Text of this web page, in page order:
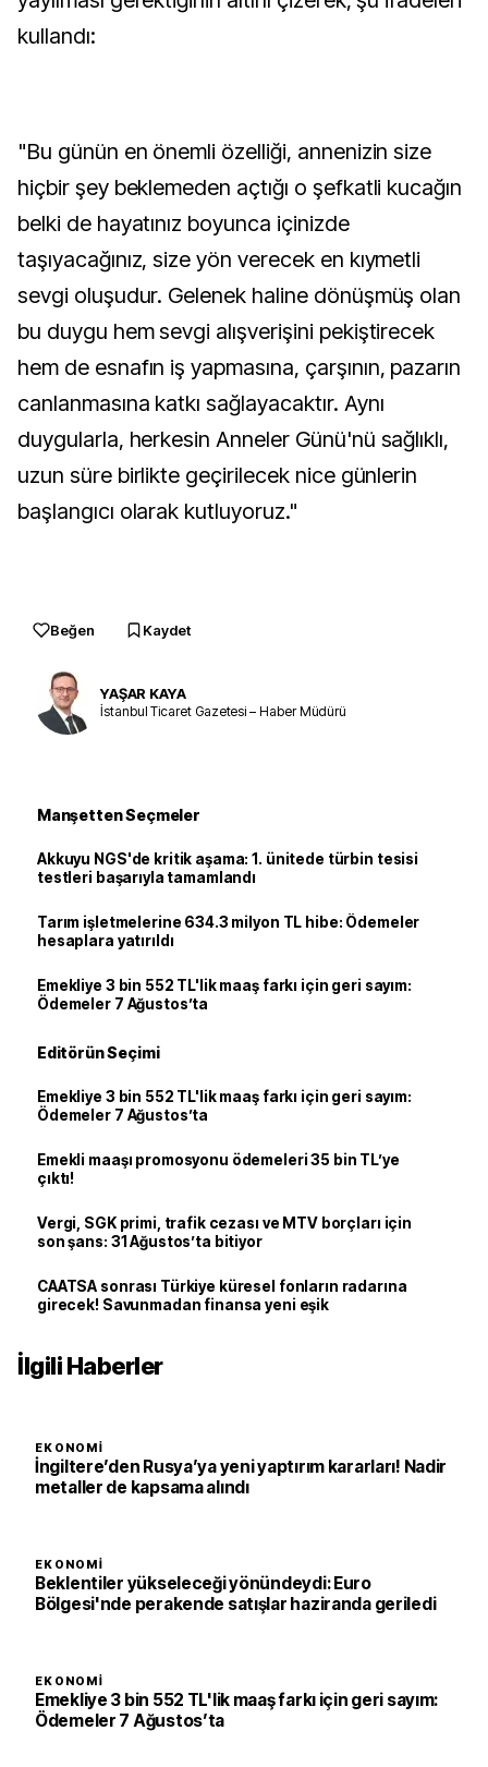
kullandı:
"Bu günün en önemli özelliği, annenizin size
hiçbir şey beklemeden açtığı o şefkatli kucağın
belki de hayatınız boyunca içinizde
taşıyacağınız, size yön verecek en kıymetli
sevgi oluşudur. Gelenek haline dönüşmüş olan
bu duygu hem sevgi alışverişini pekiştirecek
hem de esnafın iş yapmasına, çarşının, pazarın
canlanmasına katkı sağlayacaktır. Aynı
duygularla, herkesin Anneler Günü'nü sağlıklı,
uzun süre birlikte geçirilecek nice günlerin
başlangıcı olarak kutluyoruz."
Beğen Kaydet
YAŞAR KAYA
İstanbul Ticaret Gazetesi – Haber Müdürü
Manşetten Seçmeler
Akkuyu NGS'de kritik aşama: 1. ünitede türbin tesisi
testleri başarıyla tamamlandı
Tarım işletmelerine 634.3 milyon TL hibe: Ödemeler
hesaplara yatırıldı
Emekliye 3 bin 552 TL'lik maaş farkı için geri sayım:
Ödemeler 7 Ağustos’ta
Editörün Seçimi
Emekliye 3 bin 552 TL'lik maaş farkı için geri sayım:
Ödemeler 7 Ağustos’ta
Emekli maaşı promosyonu ödemeleri 35 bin TL’ye
çıktı!
Vergi, SGK primi, trafik cezası ve MTV borçları için
son şans: 31 Ağustos’ta bitiyor
CAATSA sonrası Türkiye küresel fonların radarına
girecek! Savunmadan finansa yeni eşik
İlgili Haberler
EKONOMI
İngiltere’den Rusya’ya yeni yaptırım kararları! Nadir
metaller de kapsama alındı
EKONOMI
Beklentiler yükseleceği yönündeydi: Euro
Bölgesi'nde perakende satışlar haziranda geriledi
EKONOMI
Emekliye 3 bin 552 TL'lik maaş farkı için geri sayım:
Ödemeler 7 Ağustos’ta